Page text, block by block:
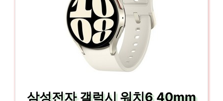
삼성전자 갤럭시 워치6 40mm